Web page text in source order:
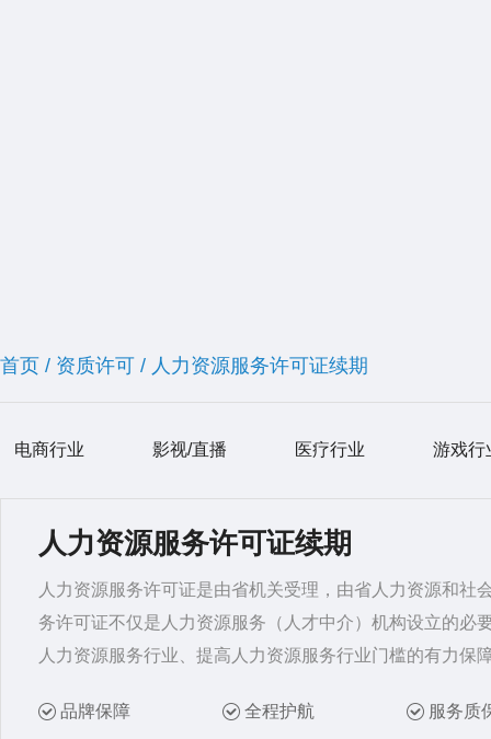
首页 / 资质许可 / 人力资源服务许可证续期
电商行业 影视/直播 医疗行业 游戏行
人力资源服务许可证续期
人力资源服务许可证是由省机关受理，由省人力资源和
务许可证不仅是人力资源服务（人才中介）机构设立的必
人力资源服务行业、提高人力资源服务行业门槛的有力保
品牌保障 全程护航 服务质